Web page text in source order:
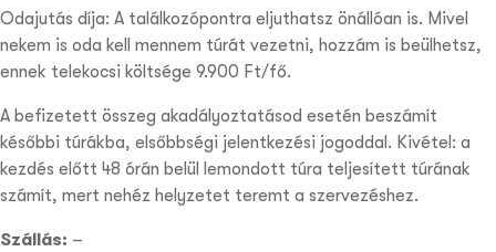
Odajutás díja: A találkozópontra eljuthatsz önállóan is. Mivel
nekem is oda kell mennem túrát vezetni, hozzám is beülhetsz,
ennek telekocsi költsége 9.900 Ft/fő.
A befizetett összeg akadályoztatásod esetén beszámít
későbbi túrákba, elsőbbségi jelentkezési jogoddal. Kivétel: a
kezdés előtt 48 órán belül lemondott túra teljesített túrának
számít, mert nehéz helyzetet teremt a szervezéshez.
Szállás: –